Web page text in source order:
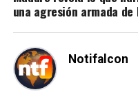
una agresión armada de
Notifalcon